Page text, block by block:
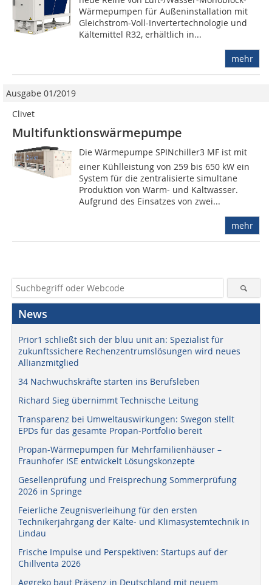
Wärmepumpen für Außeninstallation mit
Gleichstrom-Voll-Invertertechnologie und
Kältemittel R32, erhältlich in...
mehr
Ausgabe 01/2019
Clivet
Multifunktionswärmepumpe
Die Wärmepumpe SPINchiller3 MF ist mit
einer Kühlleistung von 259 bis 650 kW ein
System für die zentralisierte simultane
Produktion von Warm- und Kaltwasser.
Aufgrund des Einsatzes von zwei...
mehr
News
Prior1 schließt sich der bluu unit an: Spezialist für
zukunftssichere Rechenzentrumslösungen wird neues
Allianzmitglied
34 Nachwuchskräfte starten ins Berufsleben
Richard Sieg übernimmt Technische Leitung
Transparenz bei Umweltauswirkungen: Swegon stellt
EPDs für das gesamte Propan-Portfolio bereit
Propan-Wärmepumpen für Mehrfamilienhäuser –
Fraunhofer ISE entwickelt Lösungskonzepte
Gesellenprüfung und Freisprechung Sommerprüfung
2026 in Springe
Feierliche Zeugnisverleihung für den ersten
Technikerjahrgang der Kälte- und Klimasystemtechnik in
Lindau
Frische Impulse und Perspektiven: Startups auf der
Chillventa 2026
Aggreko baut Präsenz in Deutschland mit neuem